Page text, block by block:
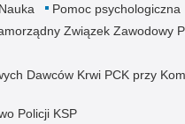
Nauka
Pomoc psychologiczna
Związek Zawodowy
Dawców Krwi PCK przy
Policji KSP